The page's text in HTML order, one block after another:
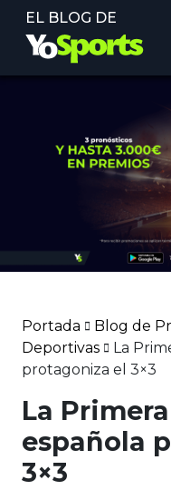
EL BLOG DE
Portada
Blog de
Deportivas
La
protagoniza el 3×3
La
española
3×3